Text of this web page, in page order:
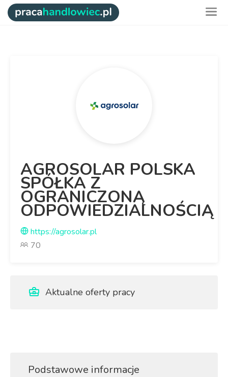
AGROSOLAR POLSKA
SPÓŁKA Z
OGRANICZONĄ
ODPOWIEDZIALNOŚCIĄ
https://agrosolar.pl
70
Aktualne oferty pracy
Podstawowe informacje